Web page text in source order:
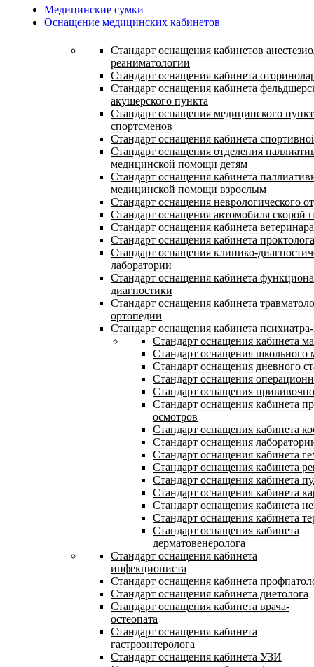
Медицинские сумки
Оснащение медицинских кабинетов
Стандарт оснащения кабинетов
реаниматологии
Стандарт оснащения кабинета
Стандарт оснащения кабинета
акушерского пункта
Стандарт оснащения медицинского
спортсменов
Стандарт оснащения кабинета
Стандарт оснащения отделения
медицинской помощи детям
Стандарт оснащения кабинета
медицинской помощи взрослым
Стандарт оснащения неврологического
Стандарт оснащения автомобиля скорой
Стандарт оснащения кабинета ветеринара
Стандарт оснащения кабинета проктолога
Стандарт оснащения клинико-
лаборатории
Стандарт оснащения кабинета
диагностики
Стандарт оснащения кабинета
ортопедии
Стандарт оснащения кабинета
Стандарт оснащения кабинета
Стандарт оснащения школьного
Стандарт оснащения дневного
Стандарт оснащения
Стандарт оснащения
Стандарт оснащения кабинета
осмотров
Стандарт оснащения кабинета
Стандарт оснащения
Стандарт оснащения кабинета
Стандарт оснащения кабинета
Стандарт оснащения кабинета
Стандарт оснащения кабинета
Стандарт оснащения кабинета
Стандарт оснащения кабинета
Стандарт оснащения кабинета
дерматовенеролога
Стандарт оснащения кабинета
инфекциониста
Стандарт оснащения кабинета
Стандарт оснащения кабинета диетолога
Стандарт оснащения кабинета врача-
остеопата
Стандарт оснащения кабинета
гастроэнтеролога
Стандарт оснащения кабинета УЗИ